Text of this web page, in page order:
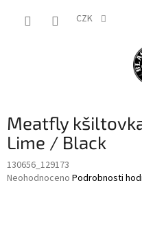
CZK
Meatfly
Lime / Black
130656_129173
Průměrné
Neohodnoceno Podrobnosti